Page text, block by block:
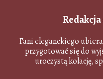
Fani eleganckiego
przygotować się do
uroczystą kolację,